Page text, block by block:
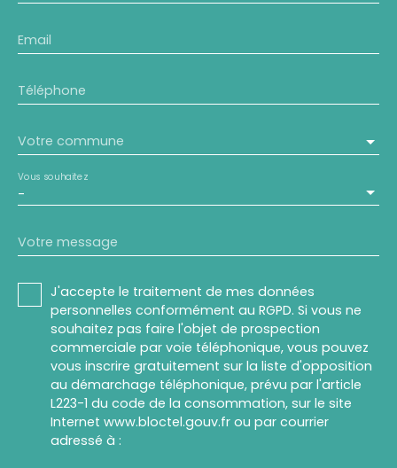
Email
Téléphone
Votre commune
-
Vous souhaitez
Votre message
J'accepte le traitement de mes données
personnelles conformément au RGPD. Si vous ne
souhaitez pas faire l'objet de prospection
commerciale par voie téléphonique, vous pouvez
vous inscrire gratuitement sur la liste d'opposition
au démarchage téléphonique, prévu par l'article
L223-1 du code de la consommation, sur le site
Internet www.bloctel.gouv.fr ou par courrier
adressé à :